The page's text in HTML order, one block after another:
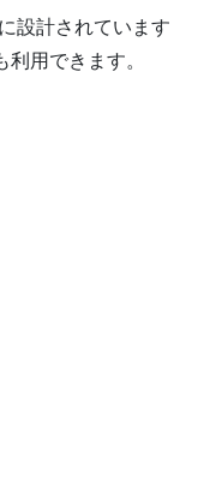
設計されています
用できます。